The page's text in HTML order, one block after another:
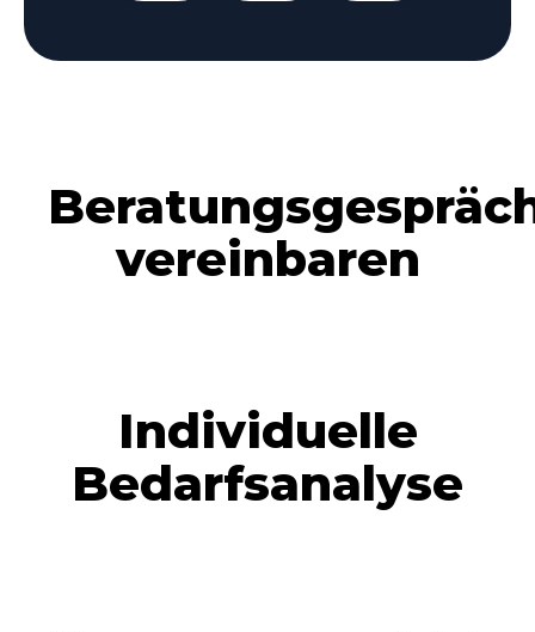
vereinbaren
Individuelle
Bedarfsanalyse